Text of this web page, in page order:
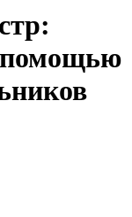
помощью